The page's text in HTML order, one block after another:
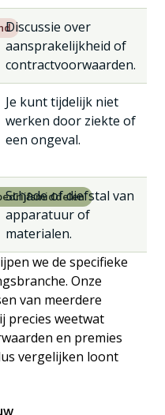
Discussie over
aansprakelijkheid of
contractvoorwaarden.
Je kunt tijdelijk niet
werken door ziekte of
een ongeval.
Schade of diefstal van
apparatuur of
materialen.
we de specifieke
Onze
van meerdere
precies weetwat
en premies
vergelijken loont